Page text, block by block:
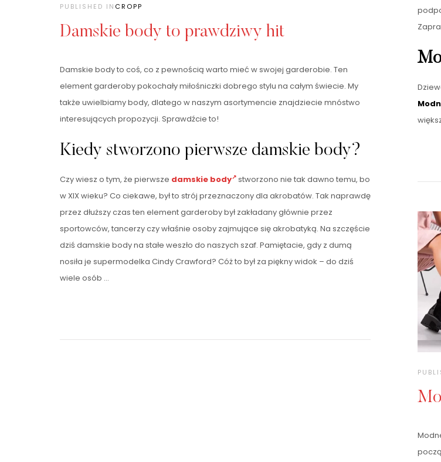
PUBLISHED IN CROPP
Damskie body to prawdziwy hit
Damskie body to coś, co z pewnością warto mieć w swojej garderobie. Ten
element garderoby pokochały miłośniczki dobrego stylu na całym świecie. My
także uwielbiamy body, dlatego w naszym asortymencie znajdziecie mnóstwo
interesujących propozycji. Sprawdźcie to!
Kiedy stworzono pierwsze damskie body?
Czy wiesz o tym, że pierwsze damskie body stworzono nie tak dawno temu, bo
w XIX wieku? Co ciekawe, był to strój przeznaczony dla akrobatów. Tak naprawdę
przez dłuższy czas ten element garderoby był zakładany głównie przez
sportowców, tancerzy czy właśnie osoby zajmujące się akrobatyką. Na szczęście
dziś damskie body na stałe weszło do naszych szaf. Pamiętacie, gdy z dumą
nosiła je supermodelka Cindy Crawford? Cóż to był za piękny widok – do dziś
wiele osób …